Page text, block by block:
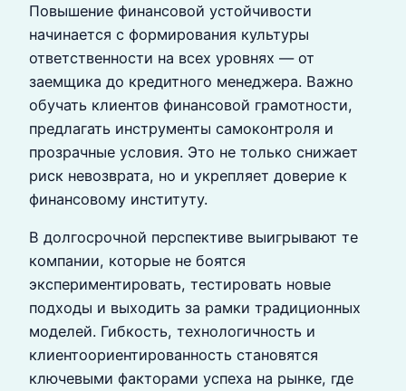
Повышение финансовой устойчивости
начинается с формирования культуры
ответственности на всех уровнях — от
заемщика до кредитного менеджера. Важно
обучать клиентов финансовой грамотности,
предлагать инструменты самоконтроля и
прозрачные условия. Это не только снижает
риск невозврата, но и укрепляет доверие к
финансовому институту.
В долгосрочной перспективе выигрывают те
компании, которые не боятся
экспериментировать, тестировать новые
подходы и выходить за рамки традиционных
моделей. Гибкость, технологичность и
клиентоориентированность становятся
ключевыми факторами успеха на рынке, где